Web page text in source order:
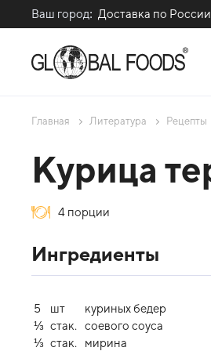
Ваш город: Доставка по России
Главная Литература Рецепты
Курица
4 порции
Ингредиенты
5 шт
куриных бедер
⅓ стак.
соевого соуса
⅓ стак.
мирина